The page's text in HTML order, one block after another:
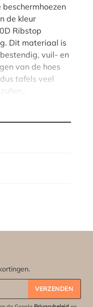
de kleur
Ribstop
Dit materiaal is
vuil- en
van de hoes
tafels veel
VERZENDEN